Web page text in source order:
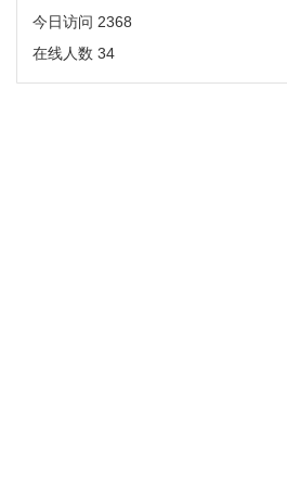
今日访问 2368
在线人数 34